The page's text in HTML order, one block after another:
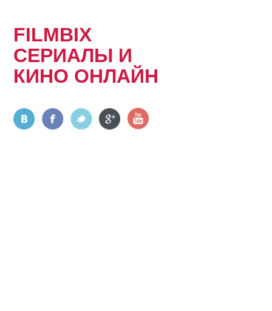
FILMBIX
СЕРИАЛЫ И
КИНО ОНЛАЙН